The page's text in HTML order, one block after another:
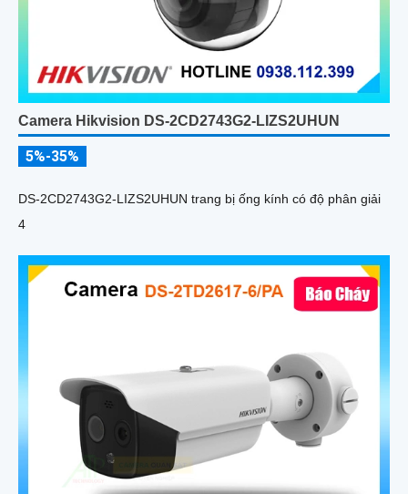
Camera Hikvision DS-2CD2743G2-LIZS2UHUN
5%-35%
DS-2CD2743G2-LIZS2UHUN trang bị ống kính có độ phân giải
4